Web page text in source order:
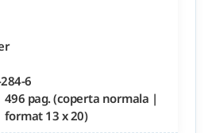
6
496 pag. (coperta normala |
format 13 x 20)